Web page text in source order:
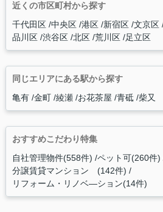
近くの市区町村から探す
千代田区 中央区 港区 新宿区 文京区
品川区 渋谷区 北区 荒川区 足立区
同じエリアにある駅から探す
亀有 金町 綾瀬 お花茶屋 青砥 柴又
おすすめこだわり特集
自社管理物件(558件) ペット可(260件)
分譲賃貸マンション (142件)
リフォーム・リノベ―ション(14件)